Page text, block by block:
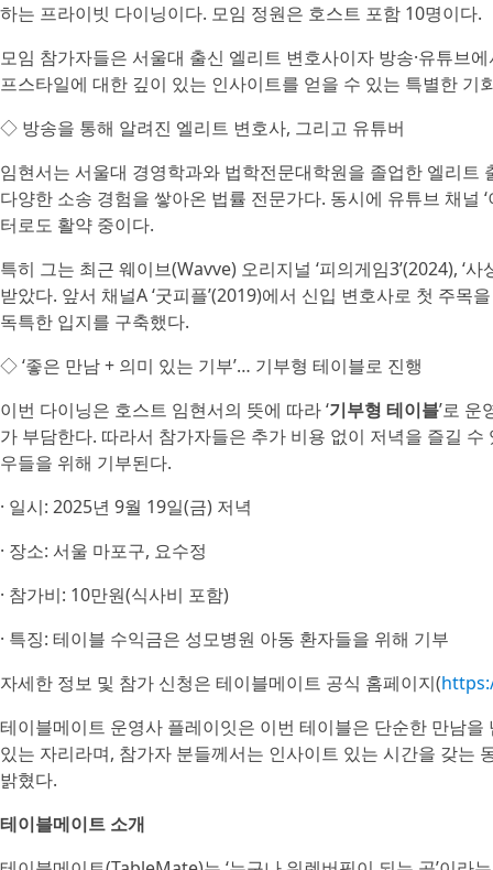
하는 프라이빗 다이닝이다. 모임 정원은 호스트 포함 10명이다.
모임 참가자들은 서울대 출신 엘리트 변호사이자 방송·유튜브
프스타일에 대한 깊이 있는 인사이트를 얻을 수 있는 특별한 기
◇ 방송을 통해 알려진 엘리트 변호사, 그리고 유튜버
임현서는 서울대 경영학과와 법학전문대학원을 졸업한 엘리
다양한 소송 경험을 쌓아온 법률 전문가다. 동시에 유튜브 채널
터로도 활약 중이다.
특히 그는 최근 웨이브(Wavve) 오리지널 ‘피의게임3’(2024), ‘
받았다. 앞서 채널A ‘굿피플’(2019)에서 신입 변호사로 첫 주목
독특한 입지를 구축했다.
◇ ‘좋은 만남 + 의미 있는 기부’… 기부형 테이블로 진행
이번 다이닝은 호스트 임현서의 뜻에 따라 ‘기부형 테이블’로 운
가 부담한다. 따라서 참가자들은 추가 비용 없이 저녁을 즐길
우들을 위해 기부된다.
· 일시: 2025년 9월 19일(금) 저녁
· 장소: 서울 마포구, 요수정
· 참가비: 10만원(식사비 포함)
· 특징: 테이블 수익금은 성모병원 아동 환자들을 위해 기부
자세한 정보 및 참가 신청은 테이블메이트 공식 홈페이지(
테이블메이트 운영사 플레이잇은 이번 테이블은 단순한 만남
있는 자리라며, 참가자 분들께서는 인사이트 있는 시간을 갖는
밝혔다.
테이블메이트 소개